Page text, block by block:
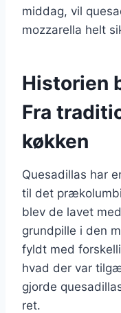
middag, vil
mozzarella helt
Historien
Fra
køkken
Quesadillas har
til det
blev de lavet
grundpille i den
fyldt med
hvad der var
gjorde
ret.